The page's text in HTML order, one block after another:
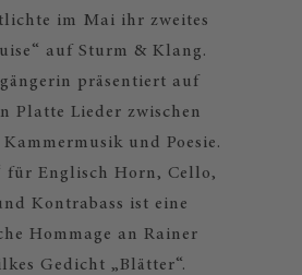
im Mai ihr zweites
auf Sturm & Klang.
präsentiert auf
Platte Lieder zwischen
und Poesie.
für Englisch Horn, Cello,
Kontrabass ist eine
Hommage an Rainer
Gedicht „Blätter“.